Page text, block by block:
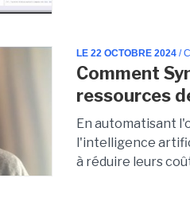
LE 22 OCTOBRE 2024 /
Comment
ressources
En automatisant
l'intelligence
à réduire leurs